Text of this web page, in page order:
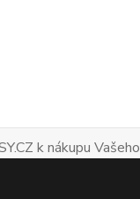
k nákupu